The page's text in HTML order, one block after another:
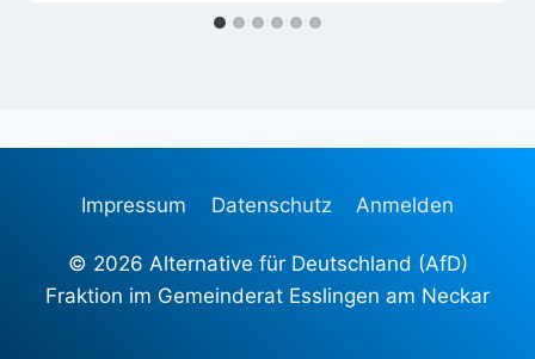
Impressum Datenschutz Anmelden
© 2026 Alternative für Deutschland (AfD)
Fraktion im Gemeinderat Esslingen am Neckar